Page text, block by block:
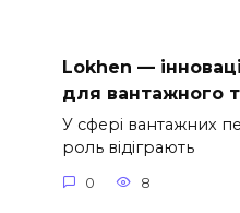
Lokhen —
для вантажного
У сфері вантажних
роль відіграють
0 8